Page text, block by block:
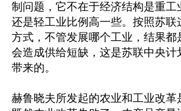
制问题，它不在于经济结构是重工
还是轻工业比例高一些。按照苏联
方式，不管发展哪个工业，结果都
会造成供给短缺，这是苏联中央计
带来的。
赫鲁晓夫所发起的农业和工业改革